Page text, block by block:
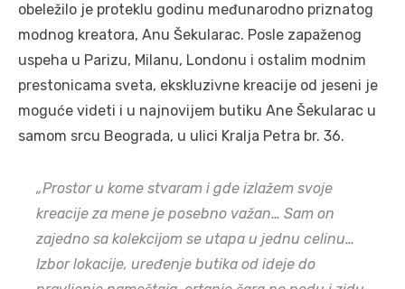
obeležilo je proteklu godinu međunarodno priznatog
modnog kreatora, Anu Šekularac. Posle zapaženog
uspeha u Parizu, Milanu, Londonu i ostalim modnim
prestonicama sveta, ekskluzivne kreacije od jeseni je
moguće videti i u najnovijem butiku Ane Šekularac u
samom srcu Beograda, u ulici Kralja Petra br. 36.
„Prostor u kome stvaram i gde izlažem svoje
kreacije za mene je posebno važan… Sam on
zajedno sa kolekcijom se utapa u jednu celinu…
Izbor lokacije, uređenje butika od ideje do